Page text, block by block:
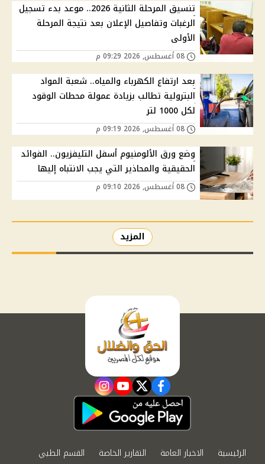
تنسيق المرحلة الثانية 2026.. موعد بدء تسجيل
الرغبات وتفاصيل الإعلان بعد نتيجة المرحلة
الأولى
بعد ارتفاع الكهرباء والمياه.. شعبة المواد
البترولية تطالب بزيادة عمولة محطات الوقود
لكل 1000 لتر
وضع ورق الألومنيوم أسفل التليفزيون.. الفوائد
الحقيقية والمحاذير التي يجب الانتباه إليها
المزيد
facebook
twitter
youtube
instagram
الرئيسية الاخبار العامة التقارير الخاصة القسم الطبي